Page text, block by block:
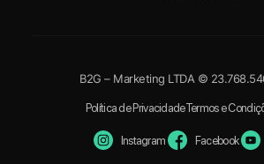
B2G – Marketing LTDA ©
Política de PrivacidadeTermos e
Instagram Facebook